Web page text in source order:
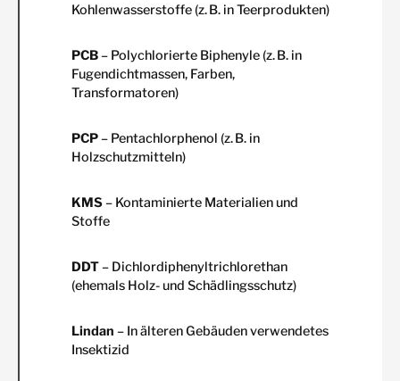
Kohlenwasserstoffe (z. B. in Teerprodukten)
PCB– Polychlorierte Biphenyle (z. B. in
Fugendichtmassen, Farben,
Transformatoren)
PCP– Pentachlorphenol (z. B. in
Holzschutzmitteln)
KMS– Kontaminierte Materialien und
Stoffe
DDT– Dichlordiphenyltrichlorethan
(ehemals Holz- und Schädlingsschutz)
Lindan – In älteren Gebäuden verwendetes
Insektizid